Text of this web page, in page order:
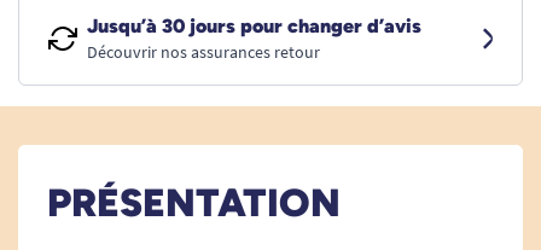
Jusqu’à 30 jours pour changer d’avis
Découvrir nos assurances retour
PRÉSENTATION